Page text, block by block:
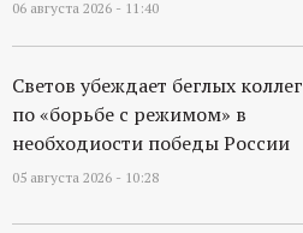
06 августа 2026 - 11:40
Светов убеждает беглых коллег
по «борьбе с режимом» в
необходиости победы России
05 августа 2026 - 10:28